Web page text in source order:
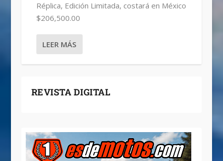
Réplica, Edición Limitada, costará en México
$206,500.00
LEER MÁS
REVISTA DIGITAL